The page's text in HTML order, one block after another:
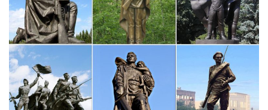
CMS-60/20 Статуэтка "Собака с букетом" (Pavone).шт. Купить.
Быстрый просмотр.Пройдет всего несколько лет, как символ
года Собака примет бразды правления, чтобы ознаменовать
своим приходом самый благодатный период для всех знаков,
без исключения.